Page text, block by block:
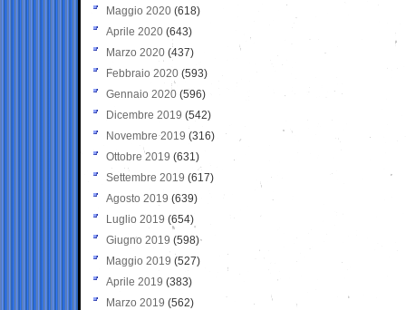
Maggio 2020 (618)
Aprile 2020 (643)
Marzo 2020 (437)
Febbraio 2020 (593)
Gennaio 2020 (596)
Dicembre 2019 (542)
Novembre 2019 (316)
Ottobre 2019 (631)
Settembre 2019 (617)
Agosto 2019 (639)
Luglio 2019 (654)
Giugno 2019 (598)
Maggio 2019 (527)
Aprile 2019 (383)
Marzo 2019 (562)